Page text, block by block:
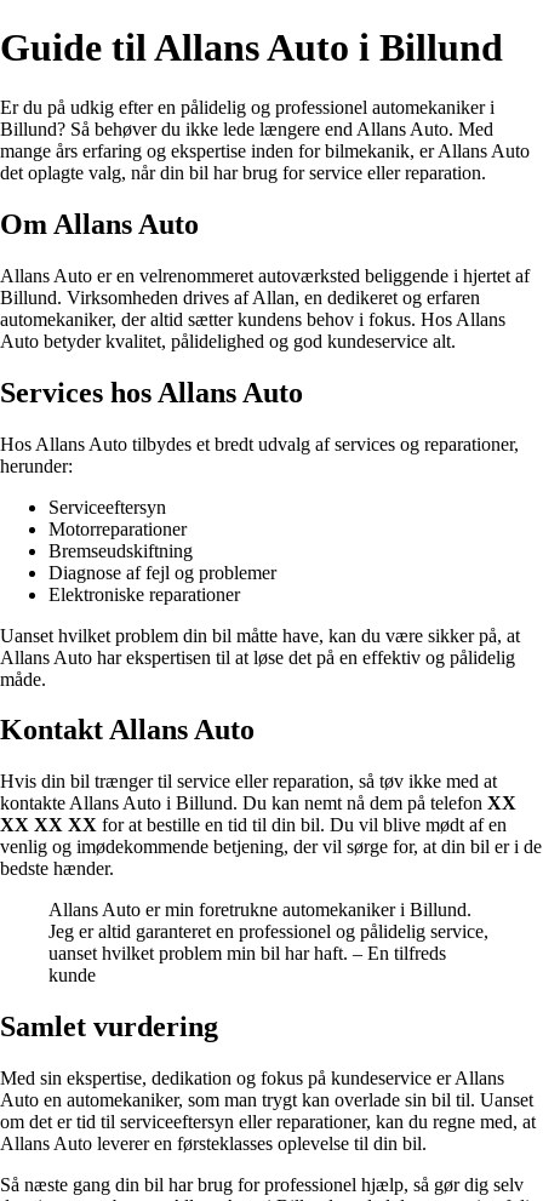
Guide til Allans Auto i Billund
Er du på udkig efter en pålidelig og professionel automekaniker i
Billund? Så behøver du ikke lede længere end Allans Auto. Med
mange års erfaring og ekspertise inden for bilmekanik, er Allans Auto
det oplagte valg, når din bil har brug for service eller reparation.
Om Allans Auto
Allans Auto er en velrenommeret autoværksted beliggende i hjertet af
Billund. Virksomheden drives af Allan, en dedikeret og erfaren
automekaniker, der altid sætter kundens behov i fokus. Hos Allans
Auto betyder kvalitet, pålidelighed og god kundeservice alt.
Services hos Allans Auto
Hos Allans Auto tilbydes et bredt udvalg af services og reparationer,
herunder:
Serviceeftersyn
Motorreparationer
Bremseudskiftning
Diagnose af fejl og problemer
Elektroniske reparationer
Uanset hvilket problem din bil måtte have, kan du være sikker på, at
Allans Auto har ekspertisen til at løse det på en effektiv og pålidelig
måde.
Kontakt Allans Auto
Hvis din bil trænger til service eller reparation, så tøv ikke med at
kontakte Allans Auto i Billund. Du kan nemt nå dem på telefon XX
XX XX XX for at bestille en tid til din bil. Du vil blive mødt af en
venlig og imødekommende betjening, der vil sørge for, at din bil er i de
bedste hænder.
Allans Auto er min foretrukne automekaniker i Billund.
Jeg er altid garanteret en professionel og pålidelig service,
uanset hvilket problem min bil har haft. – En tilfreds
kunde
Samlet vurdering
Med sin ekspertise, dedikation og fokus på kundeservice er Allans
Auto en automekaniker, som man trygt kan overlade sin bil til. Uanset
om det er tid til serviceeftersyn eller reparationer, kan du regne med, at
Allans Auto leverer en førsteklasses oplevelse til din bil.
Så næste gang din bil har brug for professionel hjælp, så gør dig selv